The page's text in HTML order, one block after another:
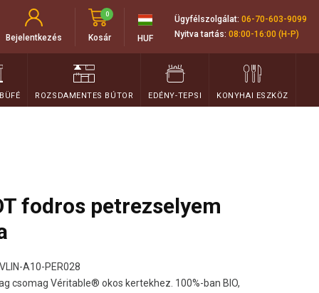
Bejelentkezés Kosár
0
HUF
Ügyfélszolgálat: 06-70-603-9099
Nyitva tartás: 08:00-16:00 (H-P)
ROZSDAMENTES BÚTOR EDÉNY-TEPSI KONYHAI ESZKÖZ
fodros petrezselyem
VLIN-A10-PER028
csomag Véritable® okos kertekhez. 100%-ban BIO,